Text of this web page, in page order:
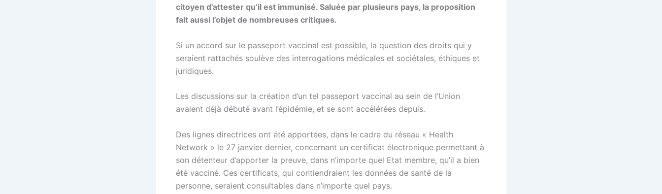
citoyen d’attester qu’il est immunisé. Saluée par plusieurs pays, la proposition
fait aussi l’objet de nombreuses critiques.
Si un accord sur le passeport vaccinal est possible, la question des droits qui y
seraient rattachés soulève des interrogations médicales et sociétales, éthiques et
juridiques.
Les discussions sur la création d’un tel passeport vaccinal au sein de l’Union
avaient déjà débuté avant l’épidémie, et se sont accélérées depuis.
Des lignes directrices ont été apportées, dans le cadre du réseau « Health
Network » le 27 janvier dernier, concernant un certificat électronique permettant à
son détenteur d’apporter la preuve, dans n’importe quel Etat membre, qu’il a bien
été vacciné. Ces certificats, qui contiendraient les données de santé de la
personne, seraient consultables dans n’importe quel pays.